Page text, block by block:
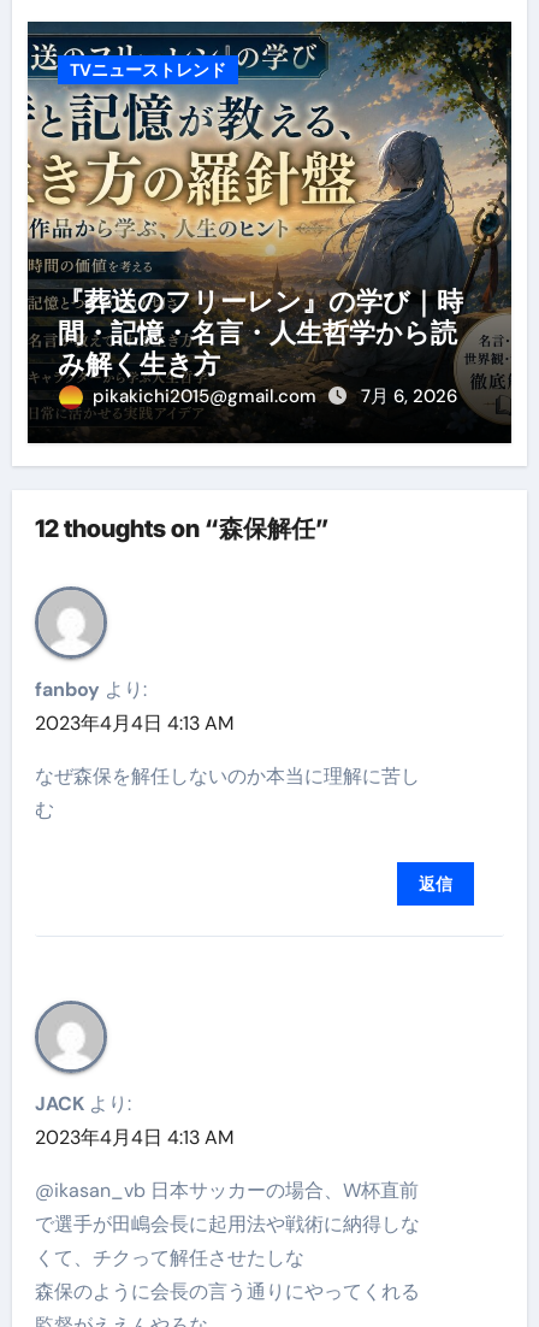
TVニューストレンド
『葬送のフリーレン』の学び｜時
間・記憶・名言・人生哲学から読
み解く生き方
pikakichi2015@gmail.com 7月 6, 2026
12 thoughts on “森保解任”
fanboy より:
2023年4月4日 4:13 AM
なぜ森保を解任しないのか本当に理解に苦し
む
返信
JACK より:
2023年4月4日 4:13 AM
@ikasan_vb 日本サッカーの場合、W杯直前
で選手が田嶋会長に起用法や戦術に納得しな
くて、チクって解任させたしな
森保のように会長の言う通りにやってくれる